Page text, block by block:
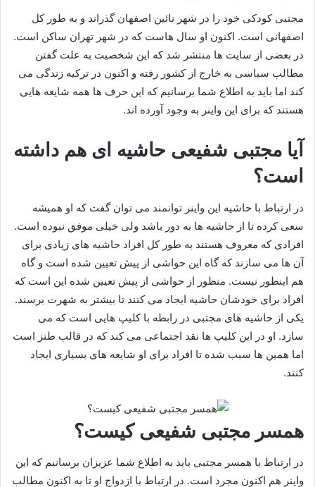
مجتبی کودکی خود را در شهر نائین اصفهان گذراند و به طور کل
اصفهانی‌ است. اکنون او سال هاست که در شهر تهران ساکن است.
در بعضی از سایت ها منتشر شد که این شخصیت به علت گفتن
مطالب سیاسی به خارج از کشور رفته و اکنون در ترکیه زندگی می
کند اما باید به اطلاع شما برسانیم که این حرف ها همه شایعه هایی
هستند که برای این واینر به وجود آورده اند.
آیا مجتبی شفیعی حاشیه ای هم داشته
است؟
در ارتباط با حاشیه این واینر توانمند می توان گفت که او همیشه
سعی کرده تا از حاشیه ها به دور باشد ولی خیلی موفق نبوده است.
افرادی که معروف هستند به طور کل افراد حاشیه های زیادی برای
آن ها می سازند که گاه این حواشی از پیش تعیین شده است و گاه
هم اینطور نیست. منظور از حواشی از پیش تعیین شده این است که
افراد برای خودشان حاشیه ایجاد می کنند تا بیشتر به شهرت برسند‌.
یکی از حاشیه های مجتبی در رابطه با کلیپ هایی است که می
سازد. او در این کلیپ ها نقد اجتماعی می کند که در قالب طنز است
اما همین ها سبب شده تا افراد برای او شایعه های بسیاری ایجاد
کنند‌.
همسر مجتبی شفیعی کیست؟
در ارتباط با همسر مجتبی باید به اطلاع شما عزیزان برسانیم که این
واینر هم اکنون مجرد است. در ارتباط با ازدواج او تا به اکنون مطالب